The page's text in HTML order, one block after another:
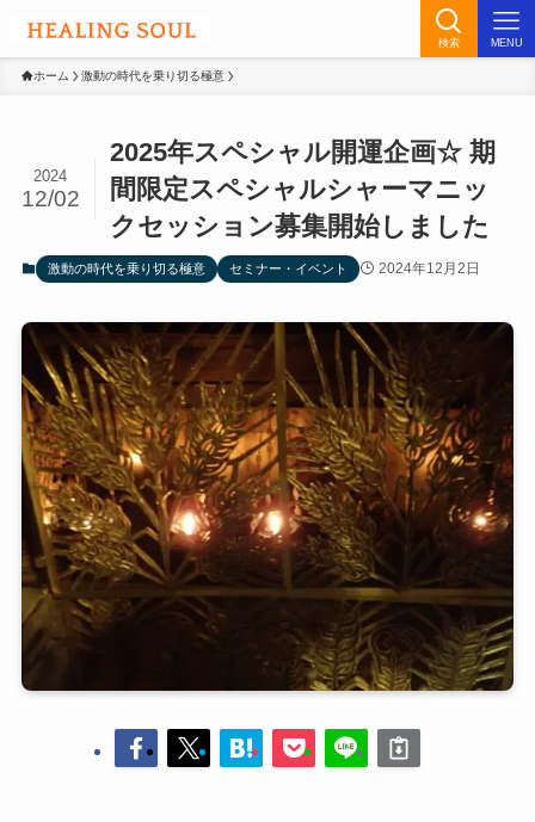
検索 MENU
ホーム 激動の時代を乗り切る極意
2025年スペシャル開運企画☆ 期
間限定スペシャルシャーマニッ
クセッション募集開始しました
2024
12/02
激動の時代を乗り切る極意 セミナー・イベント 2024年12月2日